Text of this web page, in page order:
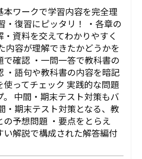
本ワークで学習内容を完全理
・復習にピッタリ！ ・各章の
資料を交えてわかりやすく
内容が理解できたかどうかを
で確認 ・一問一答で教科書の
・語句や教科書の内容を暗記
使ってチェック 実践的な問題
。 中間・期末テスト対策もバ
・期末テスト対策となる、教
予想問題 ・要点をとらえ
い解説で構成された解答編付